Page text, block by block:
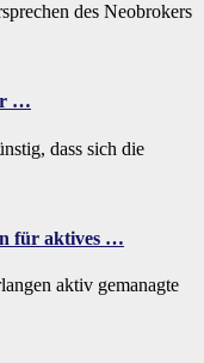
des Neobrokers
…
dass sich die
für aktives …
aktiv gemanagte